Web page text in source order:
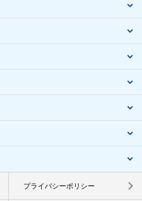
プライバシーポリシー